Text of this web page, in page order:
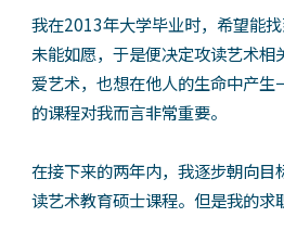
我在2013年大学毕业时，希望能
未能如愿，于是便决定攻读艺术相
爱艺术，也想在他人的生命中产生
的课程对我而言非常重要。
在接下来的两年内，我逐步朝向
读艺术教育硕士课程。但是我的求